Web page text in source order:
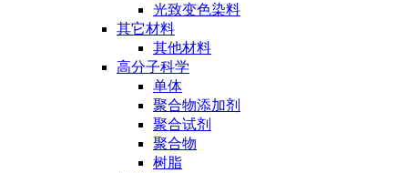
光致变色染料
其它材料
其他材料
高分子科学
单体
聚合物添加剂
聚合试剂
聚合物
树脂